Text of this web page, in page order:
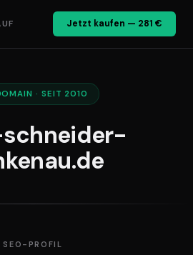
Jetzt kaufen — 281 €
· SEIT 2010
SEO-PROFIL